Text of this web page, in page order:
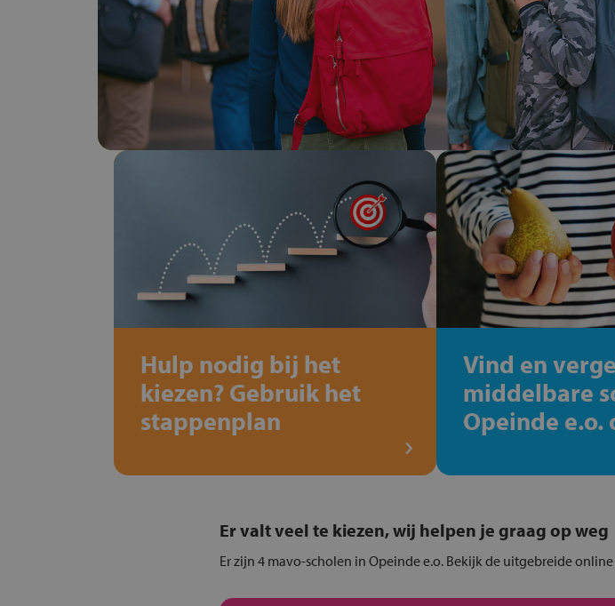
Hulp nodig bij het
kiezen? Gebruik het
stappenplan
Vind en
middelbare
Opeinde e.o.
Er valt veel te kiezen, wij helpen je graag op weg
Er zijn 4 mavo-scholen in Opeinde e.o. Bekijk de uitgebreide